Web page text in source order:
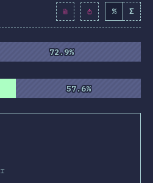
completat: 80.8 % ( 9281
% Σ
72.9%
72.9%
57.6%
57.6%